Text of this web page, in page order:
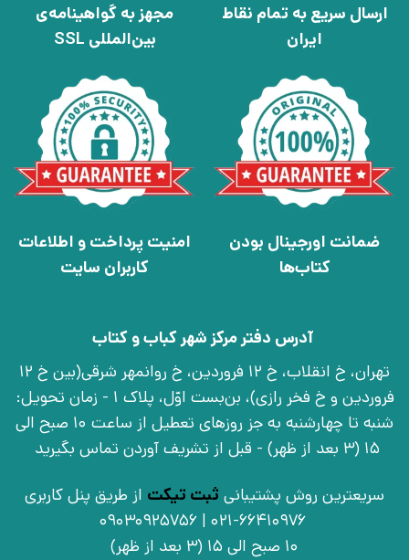
ارسال سریع به تمام نقاط
ایران
مجهز به گواهینامه‌ی
بین‌المللی SSL
ضمانت اورجینال بودن
کتاب‌ها
امنیت پرداخت و اطلاعات
کاربران سایت
آدرس دفتر مرکز شهر کباب و کتاب
تهران، خ انقلاب، خ 12 فروردین، خ روانمهر شرقی(بین خ 12
فروردین و خ فخر رازی)، بن‌بست اوّل، پلاک 1 - زمان تحویل:
شنبه تا چهارشنبه به جز روزهای تعطیل از ساعت 10 صبح الی
15 (3 بعد از ظهر) - قبل از تشریف آوردن تماس بگیرید
سریعترین روش پشتیبانی ثبت تیکت از طریق پنل کاربری
021-66410976 | 09030925756
10 صبح الی 15 (3 بعد از ظهر)